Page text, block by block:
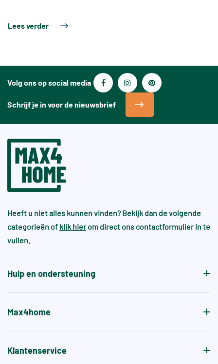
Lees verder
Volg ons op social media
Schrijf je in voor de nieuwsbrief
Heeft u niet alles kunnen vinden? Bekijk dan de volgende
categorieën of klik hier om direct ons contactformulier in te
vullen.
Hulp en ondersteuning
Max4home
Klantenservice